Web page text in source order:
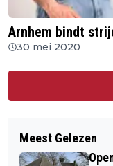
Arnhem bindt
30 mei 2020
Meest Gelezen